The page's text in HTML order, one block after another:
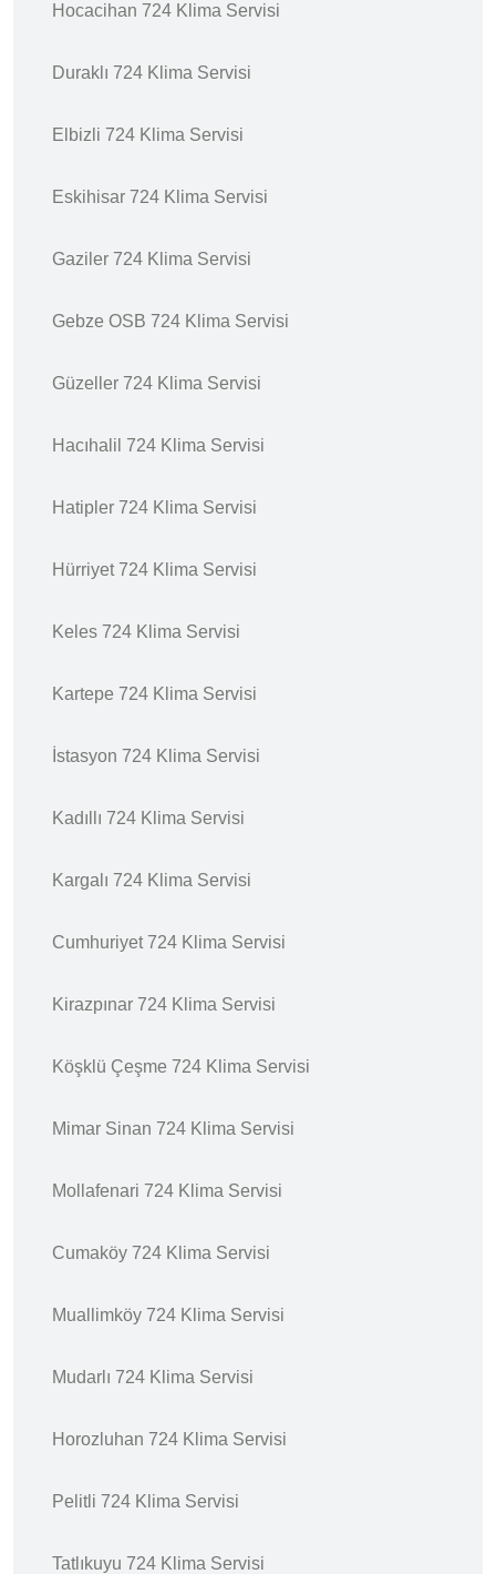
Hocacihan 724 Klima Servisi
Duraklı 724 Klima Servisi
Elbizli 724 Klima Servisi
Eskihisar 724 Klima Servisi
Gaziler 724 Klima Servisi
Gebze OSB 724 Klima Servisi
Güzeller 724 Klima Servisi
Hacıhalil 724 Klima Servisi
Hatipler 724 Klima Servisi
Hürriyet 724 Klima Servisi
Keles 724 Klima Servisi
Kartepe 724 Klima Servisi
İstasyon 724 Klima Servisi
Kadıllı 724 Klima Servisi
Kargalı 724 Klima Servisi
Cumhuriyet 724 Klima Servisi
Kirazpınar 724 Klima Servisi
Köşklü Çeşme 724 Klima Servisi
Mimar Sinan 724 Klima Servisi
Mollafenari 724 Klima Servisi
Cumaköy 724 Klima Servisi
Muallimköy 724 Klima Servisi
Mudarlı 724 Klima Servisi
Horozluhan 724 Klima Servisi
Pelitli 724 Klima Servisi
Tatlıkuyu 724 Klima Servisi